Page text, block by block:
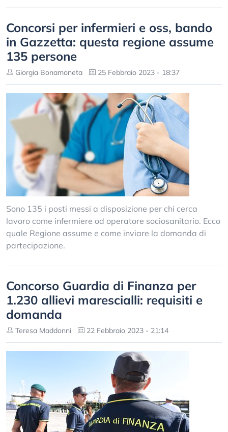
Concorsi per infermieri e oss, bando
in Gazzetta: questa regione assume
135 persone
Giorgia Bonamoneta 25 Febbraio 2023 - 18:37
Sono 135 i posti messi a disposizione per chi cerca
lavoro come infermiere od operatore sociosanitario. Ecco
quale Regione assume e come inviare la domanda di
partecipazione.
Concorso Guardia di Finanza per
1.230 allievi marescialli: requisiti e
domanda
Teresa Maddonni 22 Febbraio 2023 - 21:14